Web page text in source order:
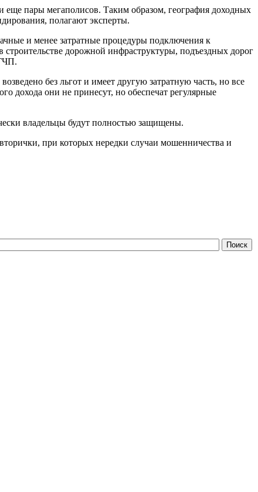
пары мегаполисов. Таким образом, география доходных
полагают эксперты.
и менее затратные процедуры подключения к
строительстве дорожной инфраструктуры, подъездных дорог
без льгот и имеет другую затратную часть, но все
дохода они не принесут, но обеспечат регулярные
владельцы будут полностью защищены.
при которых нередки случаи мошенничества и